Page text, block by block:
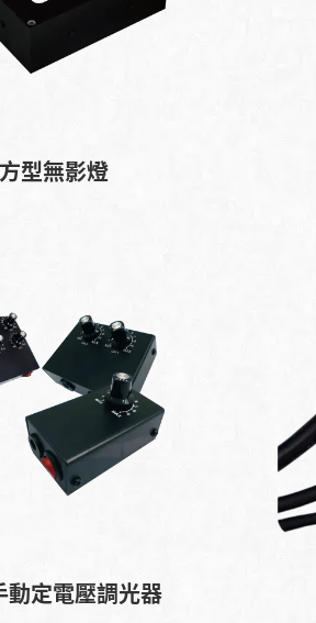
方型無影燈
動定電壓調光器